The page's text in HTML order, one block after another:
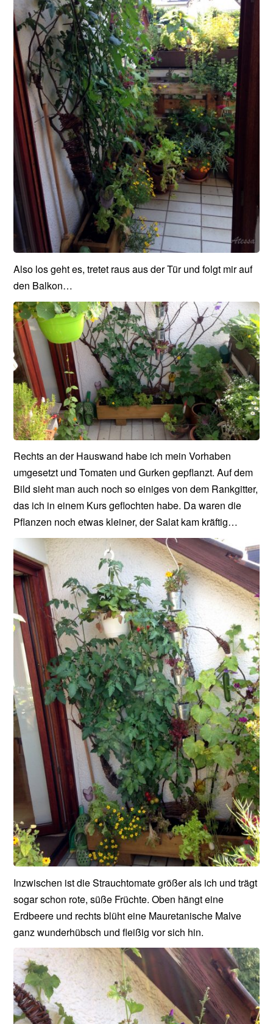
Also los geht es, tretet raus aus der Tür und folgt mir auf
den Balkon…
Rechts an der Hauswand habe ich mein Vorhaben
umgesetzt und Tomaten und Gurken gepflanzt. Auf dem
Bild sieht man auch noch so einiges von dem Rankgitter,
das ich in einem Kurs geflochten habe. Da waren die
Pflanzen noch etwas kleiner, der Salat kam kräftig…
Inzwischen ist die Strauchtomate größer als ich und trägt
sogar schon rote, süße Früchte. Oben hängt eine
Erdbeere und rechts blüht eine Mauretanische Malve
ganz wunderhübsch und fleißig vor sich hin.